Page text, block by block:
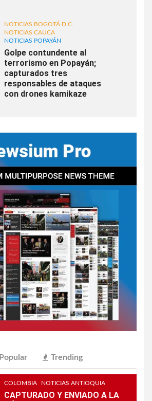
NOTICIAS BOGOTÁ D.C.
NOTICIAS CAUCA
NOTICIAS POPAYÁN
Golpe contundente al
terrorismo en Popayán;
capturados tres
responsables de ataques
con drones kamikaze
Popular Trending
COLOMBIA NOTICIAS ANTIOQUIA
CAPTURADO Y ENVIADO A LA